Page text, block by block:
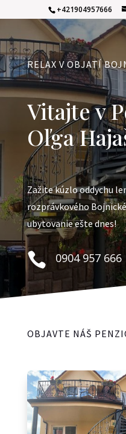
+421904957666
RELAX V OBJATÍ
Vitajte v
Oľga
Zažite kúzlo oddychu
rozprávkového
ubytovanie ešte dnes!
 0904 957 666
OBJAVTE NÁŠ